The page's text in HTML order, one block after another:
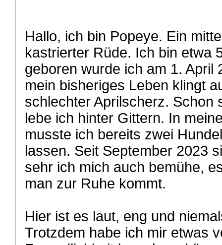
Hallo, ich bin Popeye. Ein
kastrierter Rüde. Ich bin etwa
geboren wurde ich am 1. April
mein bisheriges Leben klingt
schlechter Aprilscherz. Schon
lebe ich hinter Gittern. In
musste ich bereits zwei
lassen. Seit September 2023
sehr ich mich auch bemühe,
man zur Ruhe kommt.
Hier ist es laut, eng und
Trotzdem habe ich mir etwas